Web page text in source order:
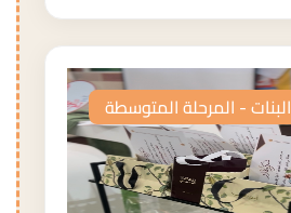
البنات - المرحلة المتوسطة